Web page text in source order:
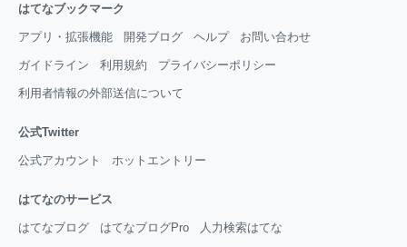
はてなブックマーク
アプリ・拡張機能 開発ブログ ヘルプ お問い合わせ
ガイドライン 利用規約 プライバシーポリシー
利用者情報の外部送信について
公式Twitter
公式アカウント ホットエントリー
はてなのサービス
はてなブログ はてなブログPro 人力検索はてな